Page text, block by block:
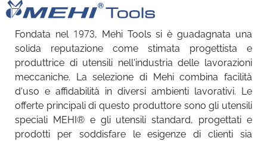
Fondata nel 1973, Mehi Tools si è guadagnata una
solida reputazione come stimata progettista e
produttrice di utensili nell'industria delle lavorazioni
meccaniche. La selezione di Mehi combina facilità
d'uso e affidabilità in diversi ambienti lavorativi. Le
offerte principali di questo produttore sono gli utensili
speciali MEHI® e gli utensili standard, progettati e
prodotti per soddisfare le esigenze di clienti sia